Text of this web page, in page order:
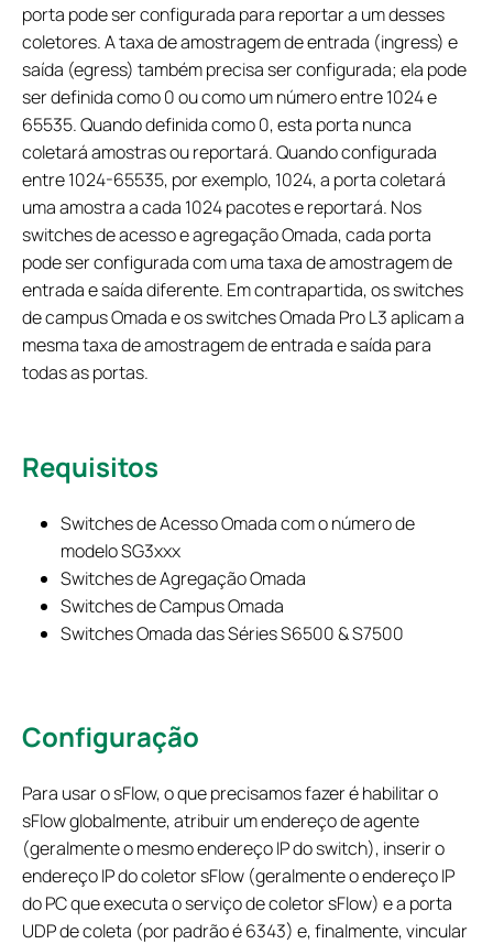
porta pode ser configurada para reportar a um desses
coletores. A taxa de amostragem de entrada (ingress) e
saída (egress) também precisa ser configurada; ela pode
ser definida como 0 ou como um número entre 1024 e
65535. Quando definida como 0, esta porta nunca
coletará amostras ou reportará. Quando configurada
entre 1024-65535, por exemplo, 1024, a porta coletará
uma amostra a cada 1024 pacotes e reportará. Nos
switches de acesso e agregação Omada, cada porta
pode ser configurada com uma taxa de amostragem de
entrada e saída diferente. Em contrapartida, os switches
de campus Omada e os switches Omada Pro L3 aplicam a
mesma taxa de amostragem de entrada e saída para
todas as portas.
Requisitos
Switches de Acesso Omada com o número de
modelo SG3xxx
Switches de Agregação Omada
Switches de Campus Omada
Switches Omada das Séries S6500 & S7500
Configuração
Para usar o sFlow, o que precisamos fazer é habilitar o
sFlow globalmente, atribuir um endereço de agente
(geralmente o mesmo endereço IP do switch), inserir o
endereço IP do coletor sFlow (geralmente o endereço IP
do PC que executa o serviço de coletor sFlow) e a porta
UDP de coleta (por padrão é 6343) e, finalmente, vincular